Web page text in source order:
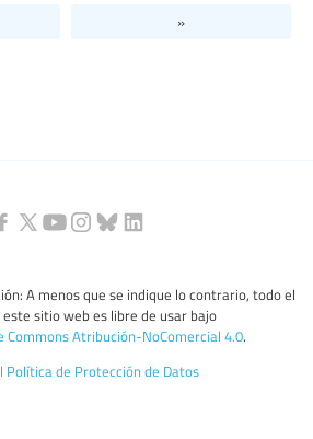
»
A menos que se indique lo contrario, todo el
sitio web es libre de usar bajo
Commons Atribución-NoComercial 4.0.
Política de Protección de Datos